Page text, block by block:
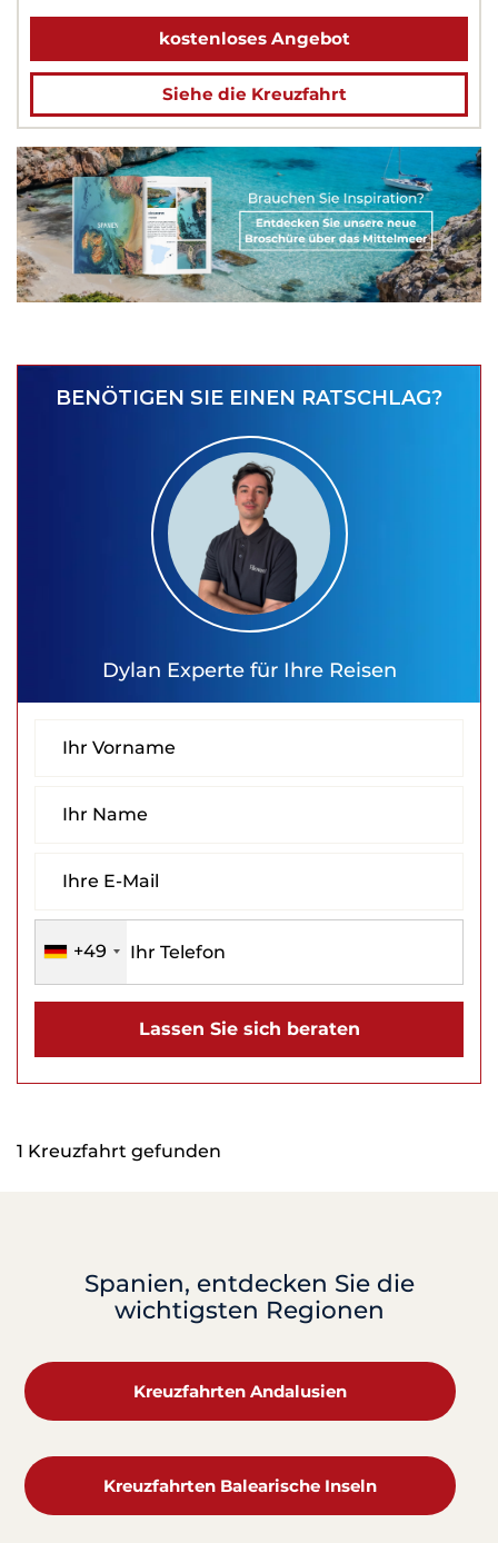
kostenloses Angebot
Siehe die Kreuzfahrt
BENÖTIGEN SIE EINEN RATSCHLAG?
Dylan Experte für Ihre Reisen
+49
Lassen Sie sich beraten
1 Kreuzfahrt gefunden
Spanien, entdecken Sie die
wichtigsten Regionen
Kreuzfahrten Andalusien
Kreuzfahrten Balearische Inseln